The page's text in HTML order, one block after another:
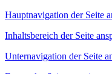
Hauptnavigation der Seite
Inhaltsbereich der Seite
Unternavigation der Seite